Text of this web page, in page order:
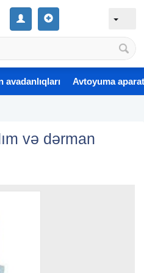
avadanlıqları Avtoyuma
və dərman